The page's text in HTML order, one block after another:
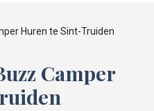
Huren te Sint-Truiden
Camper